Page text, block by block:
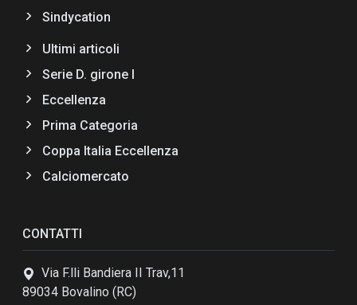
Sindycation
Ultimi articoli
Serie D. girone I
Eccellenza
Prima Categoria
Coppa Italia Eccellenza
Calciomercato
CONTATTI
Via F.lli Bandiera II Trav,11
89034 Bovalino (RC)